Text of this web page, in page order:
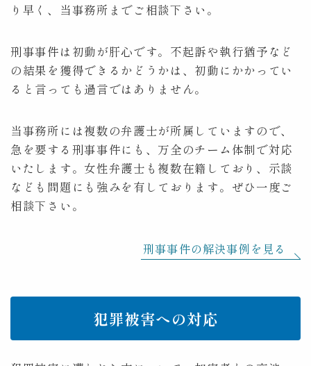
り早く、当事務所までご相談下さい。
刑事事件は初動が肝心です。不起訴や執行猶予など
の結果を獲得できるかどうかは、初動にかかってい
ると言っても過言ではありません。
当事務所には複数の弁護士が所属していますので、
急を要する刑事事件にも、万全のチーム体制で対応
いたします。女性弁護士も複数在籍しており、示談
なども問題にも強みを有しております。ぜひ一度ご
相談下さい。
刑事事件の解決事例を見る
犯罪被害への対応